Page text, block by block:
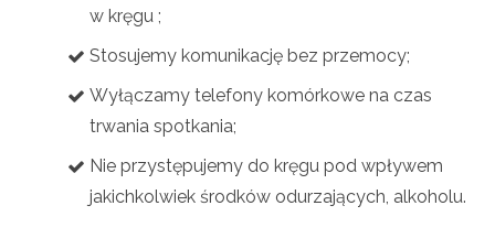
w kręgu ;
Stosujemy komunikację bez przemocy;
Wyłączamy telefony komórkowe na czas
trwania spotkania;
Nie przystępujemy do kręgu pod wpływem
jakichkolwiek środków odurzających, alkoholu.